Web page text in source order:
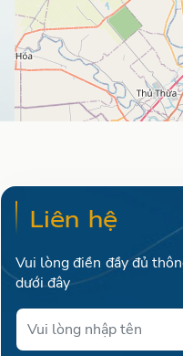
Liên hệ
Vui lòng điền đầy đủ
dưới đây